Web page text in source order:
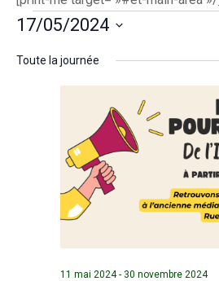
Évènements
for
17/05/2024
Toute la journée
11 mai 2024- 30 novembre 2024